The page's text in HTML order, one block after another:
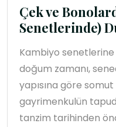
Çek ve
Senetlerinde)
Kambiyo
doğum zamanı,
yapısına göre
gayrimenkulün
tanzim tarihinden